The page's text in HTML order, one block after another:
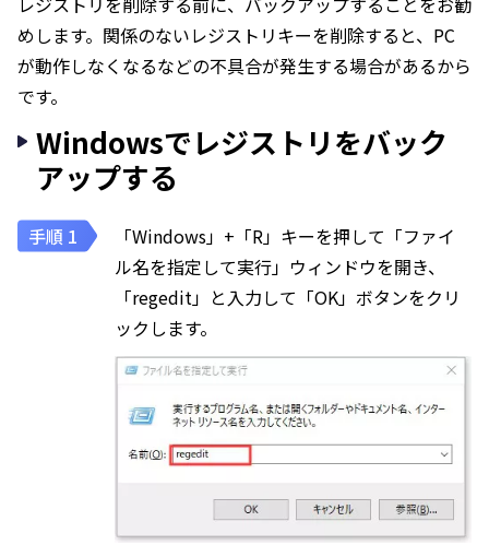
めします。関係のないレジストリキーを削除すると、PC
が動作しなくなるなどの不具合が発生する場合があるから
です。
Windowsでレジストリをバック
アップする
「Windows」+「R」キーを押して「ファイ
ル名を指定して実行」ウィンドウを開き、
「regedit」と入力して「OK」ボタンをクリ
ックします。